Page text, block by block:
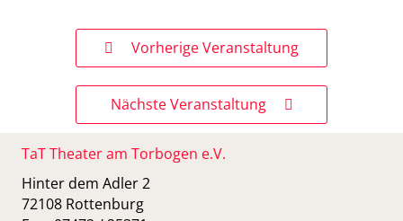
Vorherige Veranstaltung
Nächste Veranstaltung
TaT Theater am Torbogen e.V.
Hinter dem Adler 2
72108 Rottenburg